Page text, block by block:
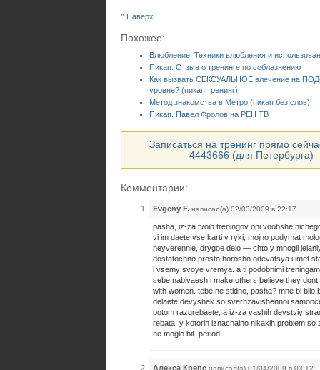
^ Наверх
Похожее:
Влюбление. Техники влюбления и
Пикап. Отзыв о тренинге по соблазнению
Как вызвать СЕКСУАЛЬНОЕ влечение на
уровне? (пикап тренинг)
Метод знакомства в Метро (пикап без слов)
Пикап. Павел Фролов на РЕН ТВ
Записаться на тренинг прямо
4443666 (для Петербурга)
Комментарии:
Evgeny F. написал(а) 02/03/2009 в 22:17
pasha, iz-za tvoih treningov oni voobshe
vi im daete vse karti v ryki, mojno podymat
neyverennie, drygoe delo — chto y mnogil
dostatochno prosto horosho odevatsya i imet
i vsemy svoye vremya. a ti podobnimi
sebe nabivaesh i make others believe they
with women. tebe ne stidno, pasha? mne bi bilo
delaete devyshek so sverhzavishennoi
potom razgrebaete, a iz-za vashih deystviy
rebata, y kotorih iznachalno nikakih problem so
ne moglo bit. period.
Алекса Крепс написал(а) 01/04/2009 в 03:12